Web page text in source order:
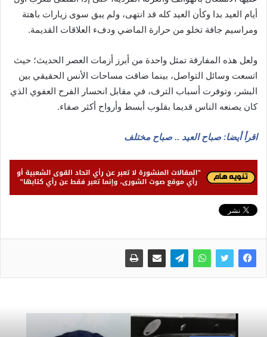
أيام العيد بدا وكأن العيد كله قد انتهى، ولم يبق سوى زيارات باهتة
ومراسيم جافة تخلو من حرارة الماضي ودفء العلاقات القديمة.
ولعل هذه المفارقة تمثل واحدة من أبرز أزمات العصر الحديث؛ حيث
اتسعت وسائل التواصل، بينما ضاقت مساحات الأنس الحقيقي بين
البشر، وتوفرت أسباب الترف، في مقابل انحسار الفرح العفوي الذي
كان يصنعه الناس قديما بقلوب أبسط وأرواح أكثر صفاء.
اقرأ أيضا: صباح العيد .. صباح مختلف